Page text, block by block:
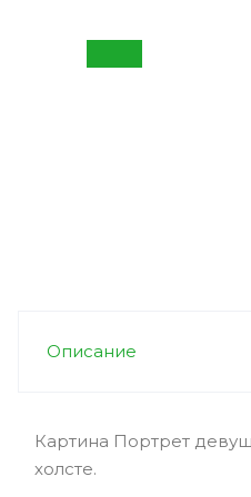
Описание
Картина Портрет
холсте.